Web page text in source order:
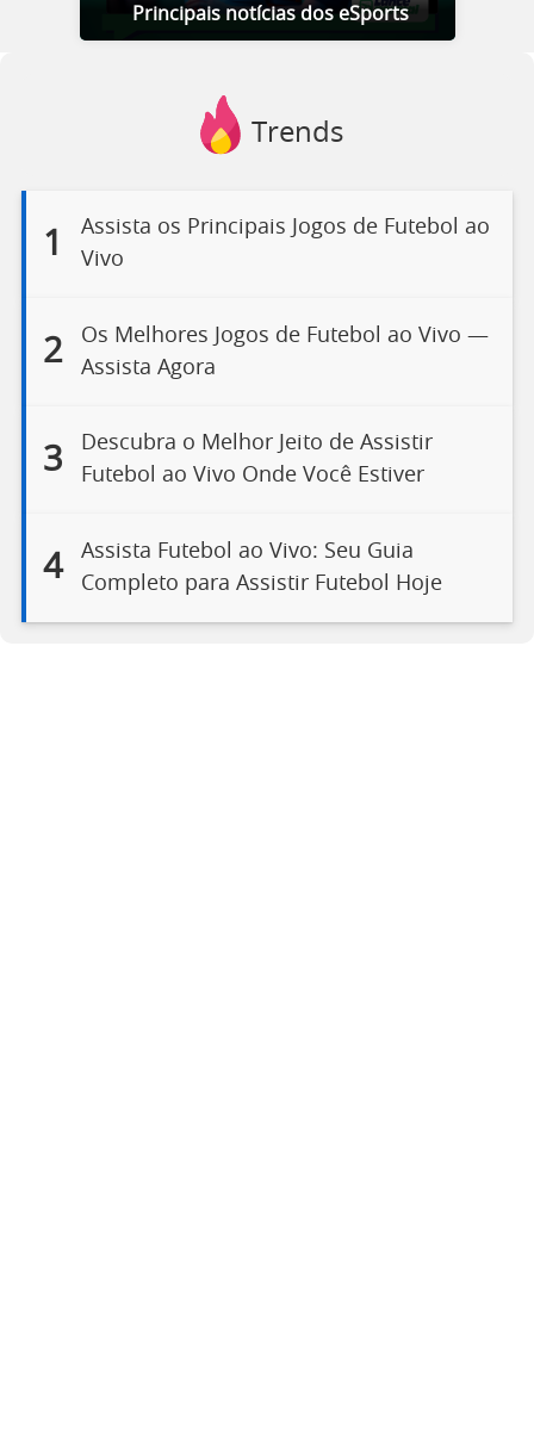
Principais notícias dos eSports
Trends
1
Assista os Principais Jogos de Futebol ao
Vivo
2
Os Melhores Jogos de Futebol ao Vivo —
Assista Agora
3
Descubra o Melhor Jeito de Assistir
Futebol ao Vivo Onde Você Estiver
4
Assista Futebol ao Vivo: Seu Guia
Completo para Assistir Futebol Hoje